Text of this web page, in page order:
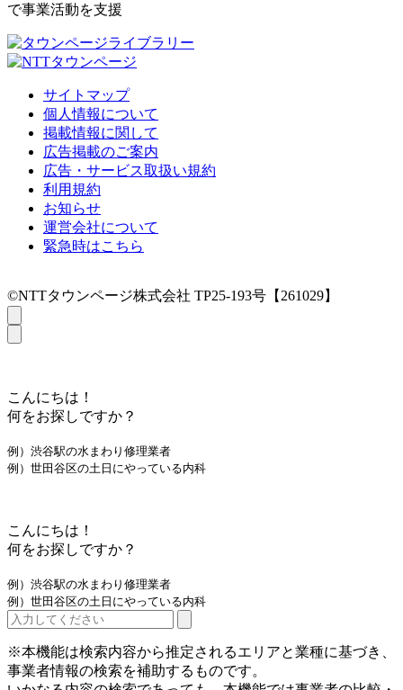
で事業活動を支援
サイトマップ
個人情報について
掲載情報に関して
広告掲載のご案内
広告・サービス取扱い規約
利用規約
お知らせ
運営会社について
緊急時はこちら
©NTTタウンページ株式会社 TP25-193号【261029】
こんにちは！
何をお探しですか？
例）渋谷駅の水まわり修理業者
例）世田谷区の土日にやっている内科
こんにちは！
何をお探しですか？
例）渋谷駅の水まわり修理業者
例）世田谷区の土日にやっている内科
※本機能は検索内容から推定されるエリアと業種に基づき、
事業者情報の検索を補助するものです。